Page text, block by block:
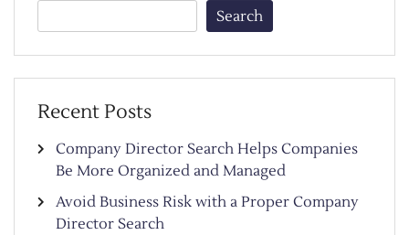
Search
Recent Posts
Company Director Search Helps Companies
Be More Organized and Managed
Avoid Business Risk with a Proper Company
Director Search